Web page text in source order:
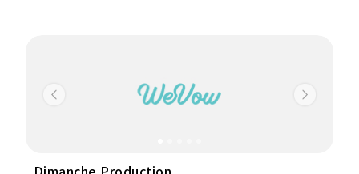
japan” 的意念，還望大家沒有日期地方限制的壓力，來一場容易
配合的 Prewedding 。甚至在旅行途中記起有我們為您，輕鬆旅拍
錢，提供充滿愛的照片和錄影服務。我們一直致力，抓著生命的溫
Previous Next